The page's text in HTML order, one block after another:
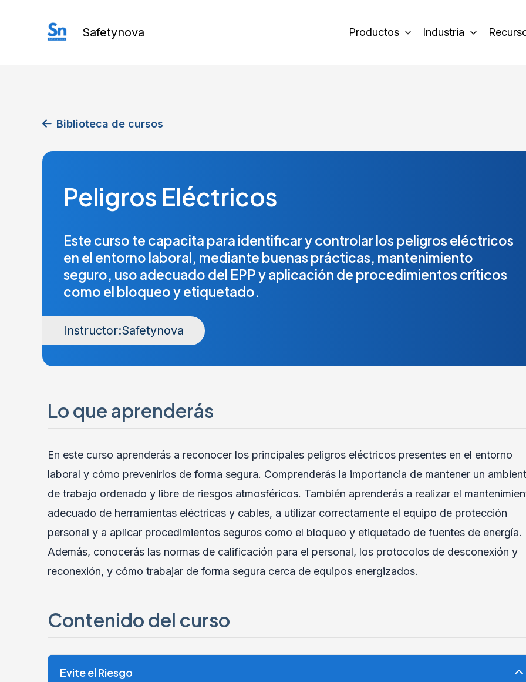
Safetynova Productos Industria
Biblioteca de cursos
Peligros Eléctricos
Este curso te capacita para identificar y controlar los peligros eléctricos
en el entorno laboral, mediante buenas prácticas, mantenimiento
seguro, uso adecuado del EPP y aplicación de procedimientos críticos
como el bloqueo y etiquetado.
Instructor:Safetynova
Lo que aprenderás
En este curso aprenderás a reconocer los principales peligros eléctricos presentes en el entorno
laboral y cómo prevenirlos de forma segura. Comprenderás la importancia de mantener un
de trabajo ordenado y libre de riesgos atmosféricos. También aprenderás a realizar el
adecuado de herramientas eléctricas y cables, a utilizar correctamente el equipo de protección
personal y a aplicar procedimientos seguros como el bloqueo y etiquetado de fuentes de energía.
Además, conocerás las normas de calificación para el personal, los protocolos de desconexión y
reconexión, y cómo trabajar de forma segura cerca de equipos energizados.
Contenido del curso
Evite el Riesgo